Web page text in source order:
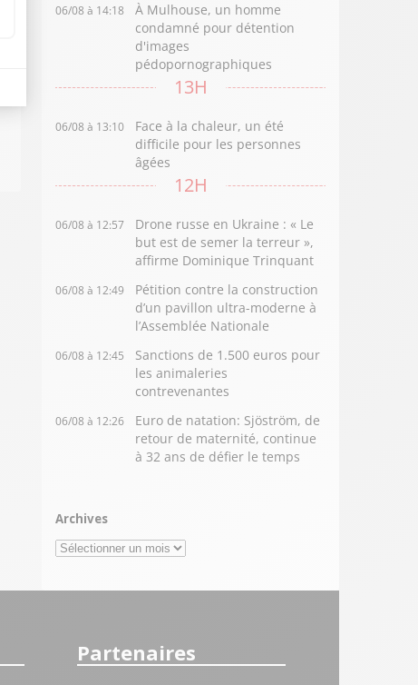
06/08 à 14:18
À Mulhouse, un homme
condamné pour détention
d'images
pédopornographiques
13H
06/08 à 13:10
Face à la chaleur, un été
difficile pour les personnes
âgées
12H
06/08 à 12:57
Drone russe en Ukraine : « Le
but est de semer la terreur »,
affirme Dominique Trinquant
06/08 à 12:49
Pétition contre la construction
d’un pavillon ultra-moderne à
l’Assemblée Nationale
06/08 à 12:45
Sanctions de 1.500 euros pour
les animaleries
contrevenantes
06/08 à 12:26
Euro de natation: Sjöström, de
retour de maternité, continue
à 32 ans de défier le temps
Archives
Archives
Partenaires